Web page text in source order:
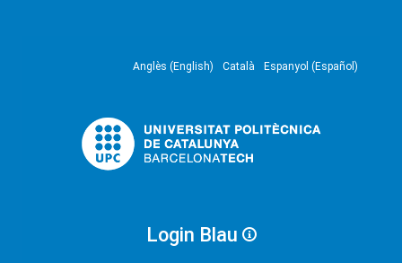
Anglès (English) Català Espanyol (Español)
Login Blau